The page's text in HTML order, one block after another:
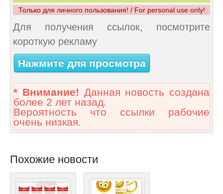
Только для личного пользования! / For personal use only!
Для получения ссылок, посмотрите
короткую рекламу
Нажмите для просмотра
* Внимание! Данная новость создана
более 2 лет назад.
Вероятность что ссылки рабочие
очень низкая.
Похожие новости